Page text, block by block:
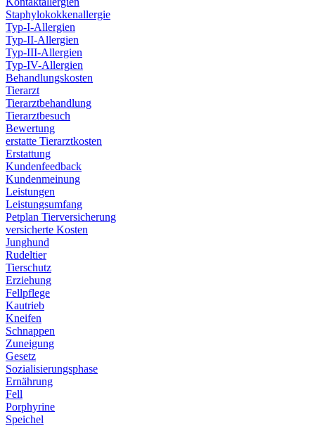
Staphylokokkenallergie
Typ-I-Allergien
Typ-II-Allergien
Typ-III-Allergien
Typ-IV-Allergien
Behandlungskosten
Tierarzt
Tierarztbehandlung
Tierarztbesuch
Bewertung
erstatte Tierarztkosten
Erstattung
Kundenfeedback
Kundenmeinung
Leistungen
Leistungsumfang
Petplan Tierversicherung
versicherte Kosten
Junghund
Rudeltier
Tierschutz
Erziehung
Fellpflege
Kautrieb
Kneifen
Schnappen
Zuneigung
Gesetz
Sozialisierungsphase
Ernährung
Fell
Porphyrine
Speichel